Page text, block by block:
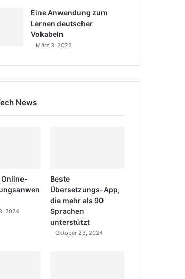
Eine Anwendung zum
Lernen deutscher
Vokabeln
März 3, 2022
News
2024
Beste
Übersetzungs-App,
die mehr als 90
Sprachen
unterstützt
Oktober 23, 2024